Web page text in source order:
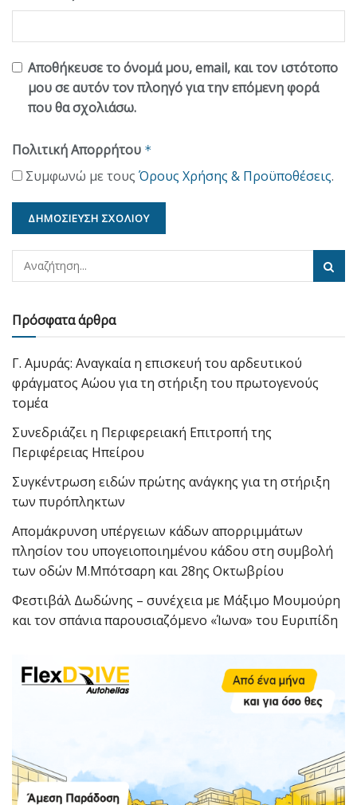
Αποθήκευσε το όνομά μου, email, και τον ιστότοπο
μου σε αυτόν τον πλοηγό για την επόμενη φορά
που θα σχολιάσω.
Πολιτική Απορρήτου *
Συμφωνώ με τους Όρους Χρήσης & Προϋποθέσεις.
Πρόσφατα άρθρα
Γ. Αμυράς: Αναγκαία η επισκευή του αρδευτικού
φράγματος Αώου για τη στήριξη του πρωτογενούς
τομέα
Συνεδριάζει η Περιφερειακή Επιτροπή της
Περιφέρειας Ηπείρου
Συγκέντρωση ειδών πρώτης ανάγκης για τη στήριξη
των πυρόπληκτων
Απομάκρυνση υπέργειων κάδων απορριμμάτων
πλησίον του υπογειοποιημένου κάδου στη συμβολή
των οδών Μ.Μπότσαρη και 28ης Οκτωβρίου
Φεστιβάλ Δωδώνης – συνέχεια με Μάξιμο Μουμούρη
και τον σπάνια παρουσιαζόμενο «Ίωνα» του Ευριπίδη